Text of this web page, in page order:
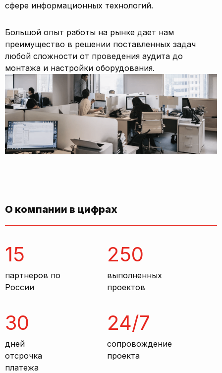
сфере информационных технологий.
Большой опыт работы на рынке дает нам
преимущество в решении поставленных задач
любой сложности от проведения аудита до
монтажа и настройки оборудования.
О компании в цифрах
15
партнеров по
России
250
выполненных
проектов
30
дней
отсрочка
платежа
24/7
сопровождение
проекта